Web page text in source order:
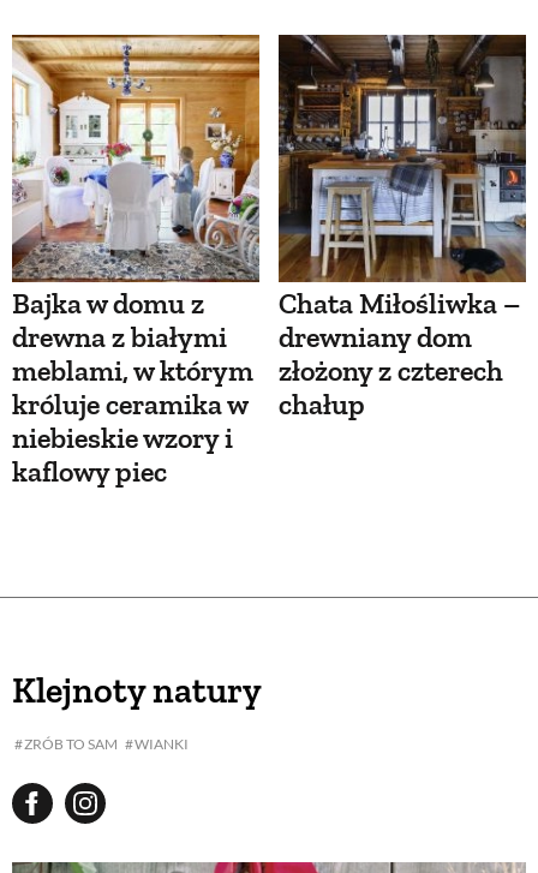
Bajka w domu z
drewna z białymi
meblami, w którym
króluje ceramika w
niebieskie wzory i
kaflowy piec
Chata Miłośliwka –
drewniany dom
złożony z czterech
chałup
Klejnoty natury
ZRÓB TO SAM WIANKI